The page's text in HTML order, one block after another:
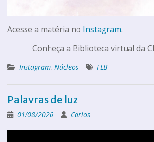
Acesse a matéria no Instagram.
Conheça a Biblioteca virtual da
Instagram, Núcleos FEB
Palavras de luz
01/08/2026 Carlos